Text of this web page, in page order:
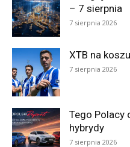
– 7 sierpnia
7 sierpnia 2026
XTB na
7 sierpnia 2026
Tego Polacy
hybrydy
7 sierpnia 2026